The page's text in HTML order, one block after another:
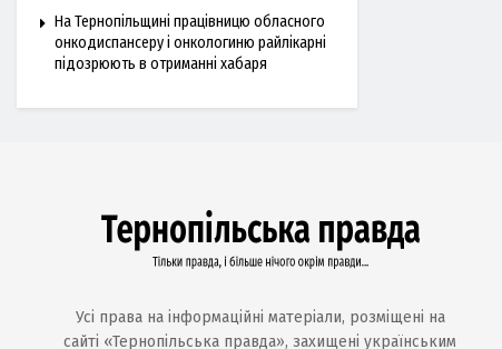
На Тернопільщині працівницю обласного
онкодиспансеру і онкологиню райлікарні
підозрюють в отриманні хабаря
Усі права на інформаційні матеріали, розміщені на
сайті «Тернопільська правда», захищені українським